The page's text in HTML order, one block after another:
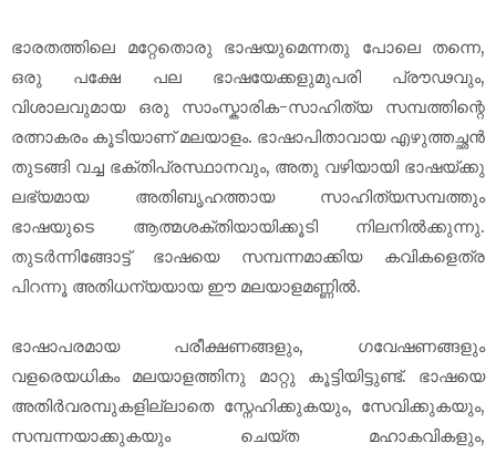
ഭാരതത്തിലെ മറ്റേതൊരു ഭാഷയുമെന്നതു പോലെ തന്നെ,
ഒരു പക്ഷേ പല ഭാഷയേക്കളുമുപരി പ്രൗഢവും,
വിശാലവുമായ ഒരു സാംസ്കാരിക-സാഹിത്യ സമ്പത്തിന്റെ
രത്നാകരം കൂടിയാണ് മലയാളം. ഭാഷാപിതാവായ എഴുത്തച്ഛൻ
തുടങ്ങി വച്ച ഭക്തിപ്രസ്ഥാനവും, അതു വഴിയായി ഭാഷയ്ക്കു
ലഭ്യമായ അതിബൃഹത്തായ സാഹിത്യസമ്പത്തും
ഭാഷയുടെ ആത്മശക്തിയായിക്കൂടി നിലനിൽക്കുന്നു.
തുടർന്നിങ്ങോട്ട് ഭാഷയെ സമ്പന്നമാക്കിയ കവികളെത്ര
പിറന്നൂ അതിധന്യയായ ഈ മലയാളമണ്ണിൽ.
ഭാഷാപരമായ പരീക്ഷണങ്ങളും, ഗവേഷണങ്ങളും
വളരെയധികം മലയാളത്തിനു മാറ്റു കൂട്ടിയിട്ടുണ്ട്. ഭാഷയെ
അതിർവരമ്പുകളില്ലാതെ സ്നേഹിക്കുകയും, സേവിക്കുകയും,
സമ്പന്നയാക്കുകയും ചെയ്ത മഹാകവികളും,